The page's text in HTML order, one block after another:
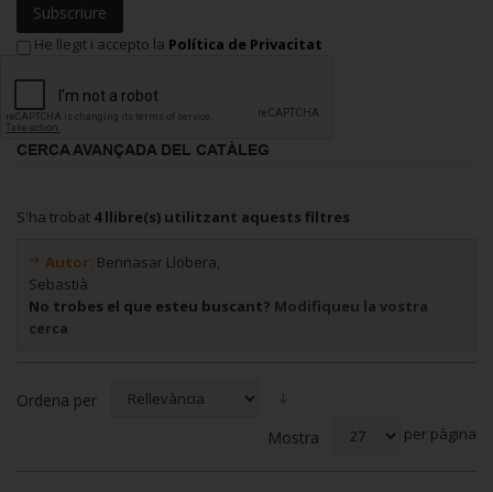
Subscriure
He llegit i accepto la Política de Privacitat
CERCA AVANÇADA DEL CATÀLEG
S'ha trobat 4 llibre(s) utilitzant aquests filtres
Autor: Bennasar Llobera,
Sebastià
No trobes el que esteu buscant? Modifiqueu la vostra
cerca
Ordena per
Mostra
per pàgina